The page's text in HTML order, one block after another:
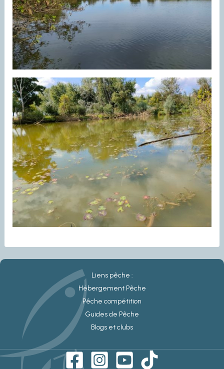
Liens pêche :
Hébergement Pêche
Pêche compétition
Guides de Pêche
Blogs et clubs